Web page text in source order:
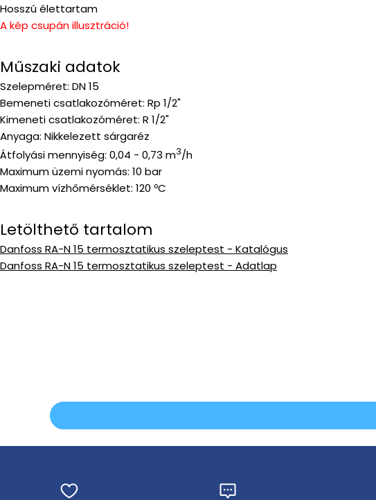
Hosszú élettartam
A kép csupán illusztráció!
Műszaki adatok
Szelepméret: DN 15
Bemeneti csatlakozóméret: Rp 1/2"
Kimeneti csatlakozóméret: R 1/2"
Anyaga: Nikkelezett sárgaréz
Átfolyási mennyiség: 0,04 - 0,73 m3/h
Maximum üzemi nyomás: 10 bar
Maximum vízhőmérséklet: 120 ºC
Letölthető tartalom
Danfoss RA-N 15 termosztatikus szeleptest - Katalógus
Danfoss RA-N 15 termosztatikus szeleptest - Adatlap